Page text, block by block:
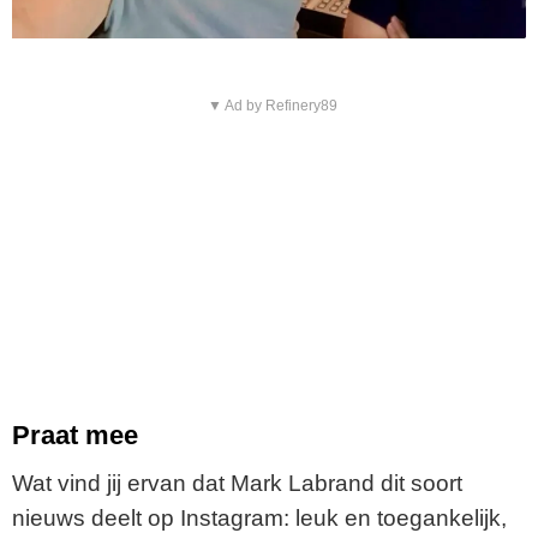
▼ Ad by Refinery89
Praat mee
Wat vind jij ervan dat Mark Labrand dit soort
nieuws deelt op Instagram: leuk en toegankelijk,